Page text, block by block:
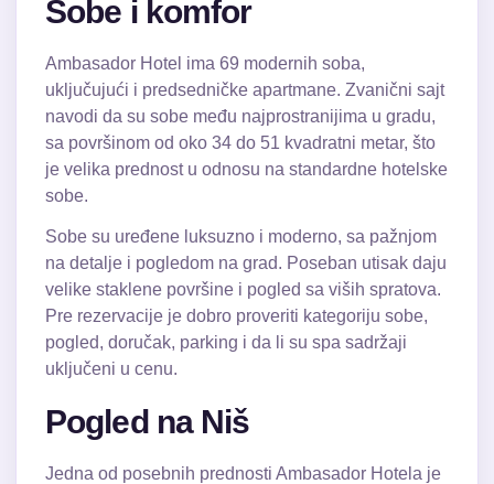
Sobe i komfor
Ambasador Hotel ima 69 modernih soba,
uključujući i predsedničke apartmane. Zvanični sajt
navodi da su sobe među najprostranijima u gradu,
sa površinom od oko 34 do 51 kvadratni metar, što
je velika prednost u odnosu na standardne hotelske
sobe.
Sobe su uređene luksuzno i moderno, sa pažnjom
na detalje i pogledom na grad. Poseban utisak daju
velike staklene površine i pogled sa viših spratova.
Pre rezervacije je dobro proveriti kategoriju sobe,
pogled, doručak, parking i da li su spa sadržaji
uključeni u cenu.
Pogled na Niš
Jedna od posebnih prednosti Ambasador Hotela je